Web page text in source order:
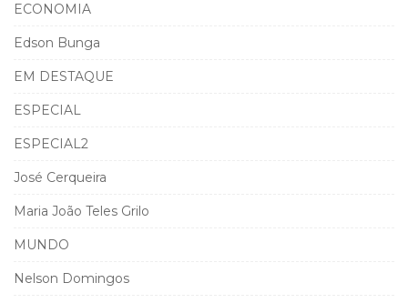
ECONOMIA
Edson Bunga
EM DESTAQUE
ESPECIAL
ESPECIAL2
José Cerqueira
Maria João Teles Grilo
MUNDO
Nelson Domingos